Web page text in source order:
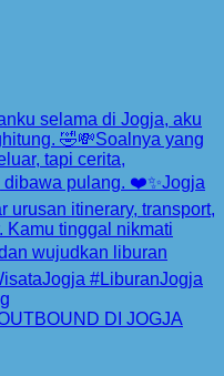
DI JOGJA